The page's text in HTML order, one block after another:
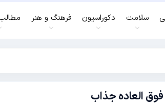
سلامت دکوراسیون فرهنگ و هنر
العاده جذاب